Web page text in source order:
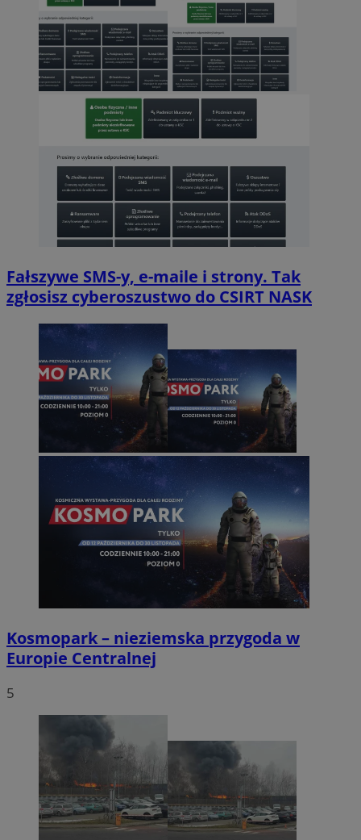
Fałszywe SMS-y, e-maile i strony. Tak
zgłosisz cyberoszustwo do CSIRT NASK
Kosmopark – nieziemska przygoda w
Europie Centralnej
5